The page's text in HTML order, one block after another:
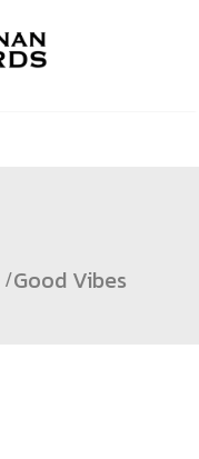
/Good Vibes